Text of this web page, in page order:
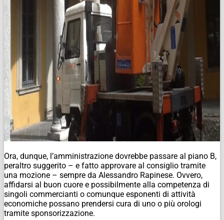
Ora, dunque, l’amministrazione dovrebbe passare al piano B,
peraltro suggerito – e fatto approvare al consiglio tramite
una mozione – sempre da Alessandro Rapinese. Ovvero,
affidarsi al buon cuore e possibilmente alla competenza di
singoli commercianti o comunque esponenti di attività
economiche possano prendersi cura di uno o più orologi
tramite sponsorizzazione.